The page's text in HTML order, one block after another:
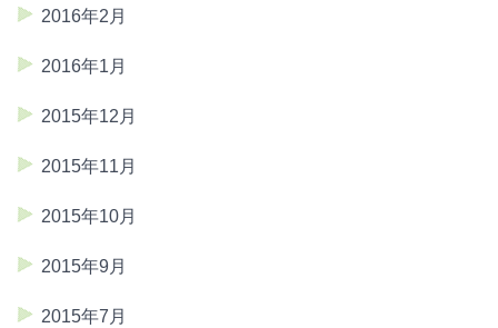
2016年2月
2016年1月
2015年12月
2015年11月
2015年10月
2015年9月
2015年7月